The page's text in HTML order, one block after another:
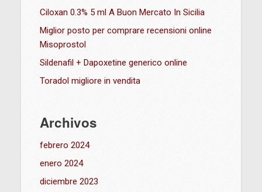
Ciloxan 0.3% 5 ml A Buon Mercato In Sicilia
Miglior posto per comprare recensioni online
Misoprostol
Sildenafil + Dapoxetine generico online
Toradol migliore in vendita
Archivos
febrero 2024
enero 2024
diciembre 2023